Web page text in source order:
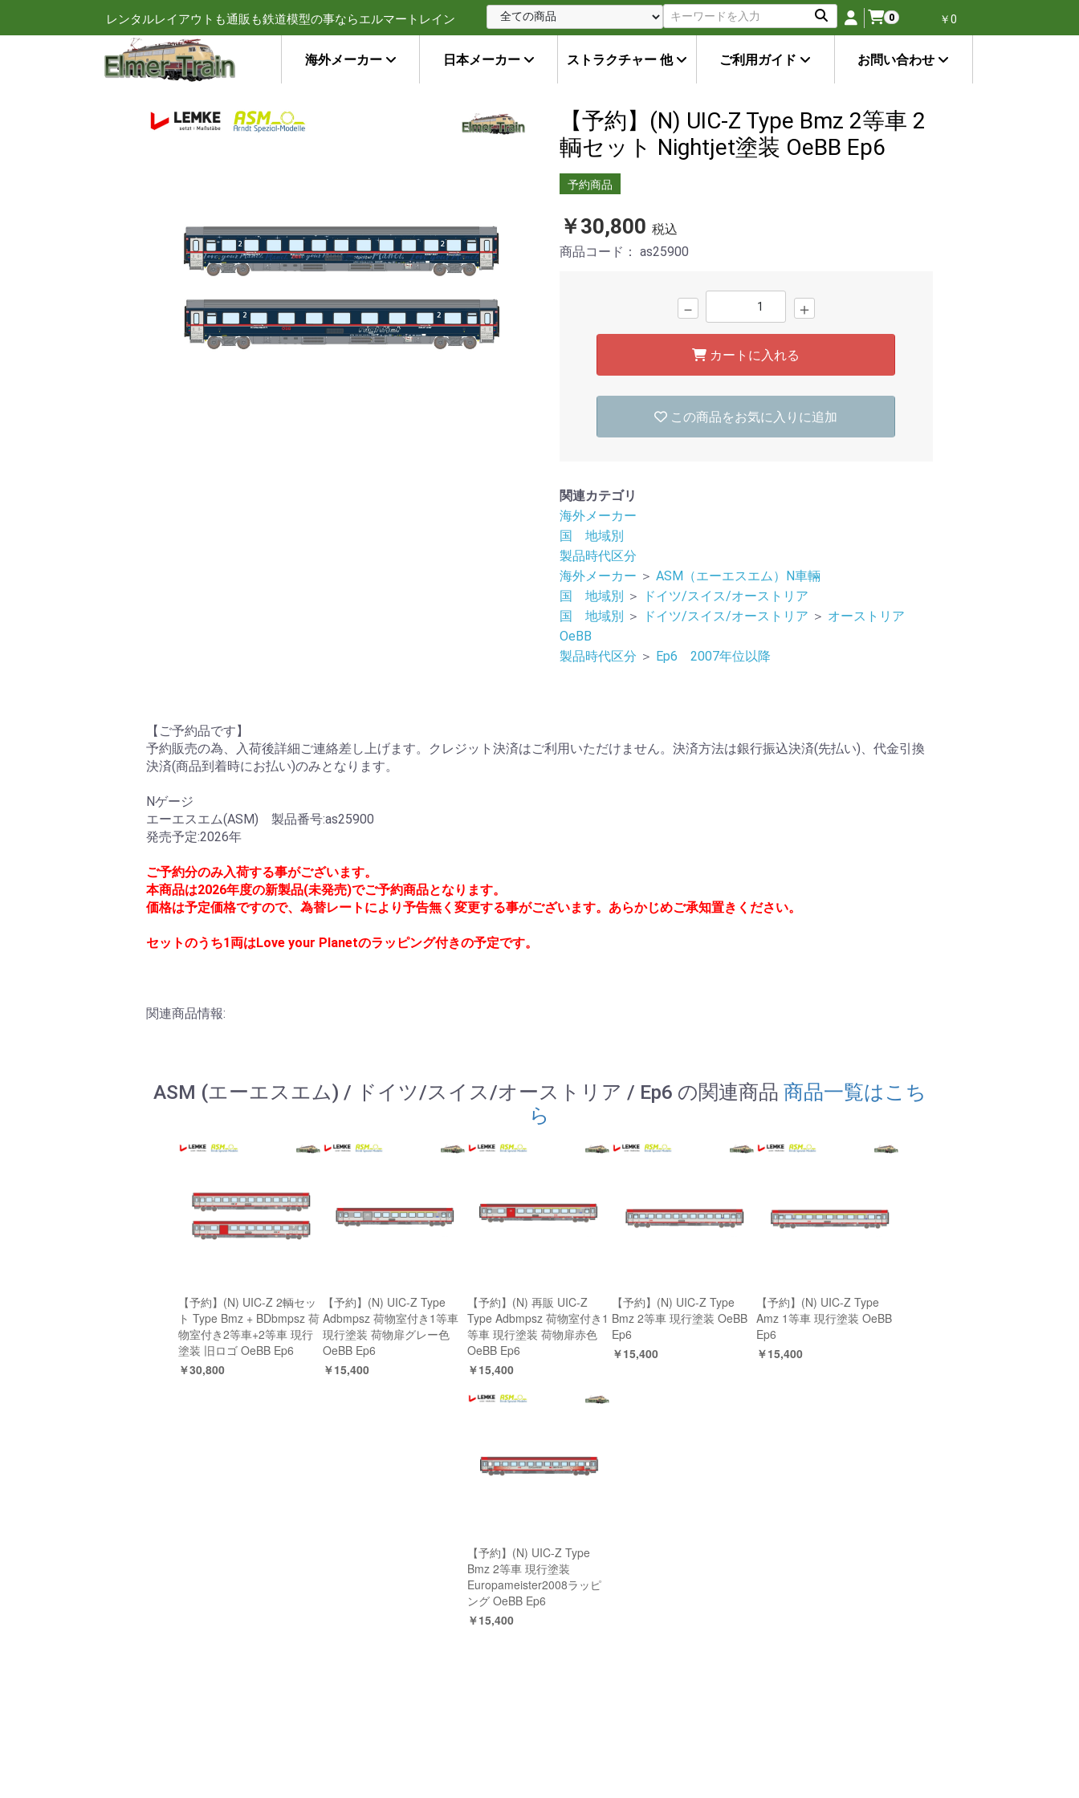
レンタルレイアウトも通販も鉄道模型の事ならエルマートレイン 0 ￥0
海外メーカー 日本メーカー ストラクチャー 他 ご利用ガイド お問い合わせ
【予約】(N) UIC-Z Type Bmz 2等車 2
輌セット Nightjet塗装 OeBB Ep6
予約商品
￥30,800 税込
商品コード： as25900
－ ＋
カートに入れる
この商品をお気に入りに追加
関連カテゴリ
海外メーカー
国 地域別
製品時代区分
海外メーカー ＞ ASM（エーエスエム）N車輛
国 地域別 ＞
ドイツ/スイス/オーストリア
国 地域別 ＞ ドイツ/スイス/オーストリア ＞ オーストリア
OeBB
製品時代区分 ＞ Ep6 2007年位以降
【ご予約品です】
予約販売の為、入荷後詳細ご連絡差し上げます。クレジット決済はご利用いただけません。決済方法は銀行振込決済(先払い)、代金引換
決済(商品到着時にお払い)のみとなります。
Nゲージ
エーエスエム(ASM) 製品番号:as25900
発売予定:2026年
ご予約分のみ入荷する事がございます。
本商品は2026年度の新製品(未発売)でご予約商品となります。
価格は予定価格ですので、為替レートにより予告無く変更する事がございます。あらかじめご承知置きください。
セットのうち1両はLove your Planetのラッピング付きの予定です。
関連商品情報:
ASM (エーエスエム) / ドイツ/スイス/オーストリア / Ep6 の関連商品 商品一覧はこち
ら
【予約】(N) UIC-Z 2輌セッ
ト Type Bmz + BDbmpsz 荷
物室付き2等車+2等車 現行
塗装 旧ロゴ OeBB Ep6
￥30,800
【予約】(N) UIC-Z Type
Adbmpsz 荷物室付き1等車
現行塗装 荷物扉グレー色
OeBB Ep6
￥15,400
【予約】(N) 再販 UIC-Z
Type Adbmpsz 荷物室付き1
等車 現行塗装 荷物扉赤色
OeBB Ep6
￥15,400
【予約】(N) UIC-Z Type
Bmz 2等車 現行塗装 OeBB
Ep6
￥15,400
【予約】(N) UIC-Z Type
Amz 1等車 現行塗装 OeBB
Ep6
￥15,400
【予約】(N) UIC-Z Type
Bmz 2等車 現行塗装
Europameister2008ラッピ
ング OeBB Ep6
￥15,400